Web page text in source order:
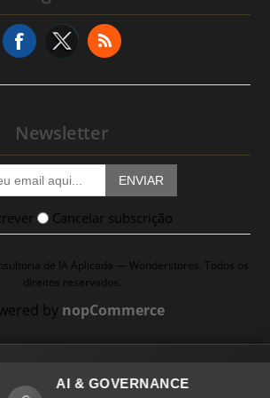
Newsletter
ENVIAR
Cancelar subscrição
de IA Aplicada — Wonderstores. Todos os
direitos reservados.
by nopCommerce
AI & GOVERNANCE